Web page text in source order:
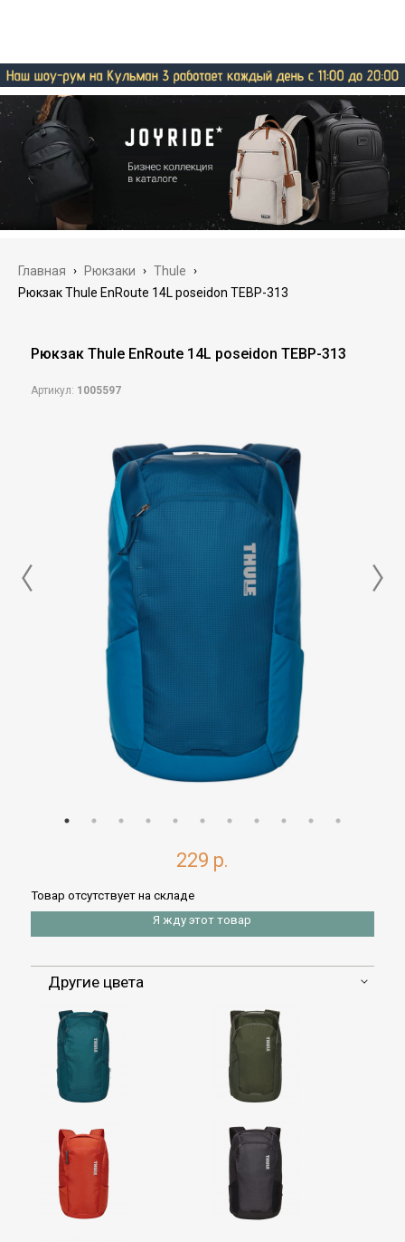
Главная › Рюкзаки › Thule ›
Рюкзак Thule EnRoute 14L poseidon TEBP-313
Рюкзак Thule EnRoute 14L poseidon TEBP-313
Артикул: 1005597
229 р.
Товар отсутствует на складе
Я жду этот товар
Другие цвета